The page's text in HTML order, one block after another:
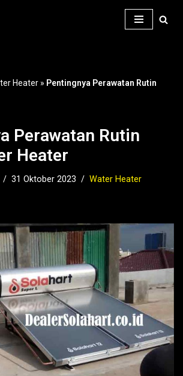
Heater » Pentingnya Perawatan Rutin
Perawatan Rutin
Heater
31 Oktober 2023 Water Heater